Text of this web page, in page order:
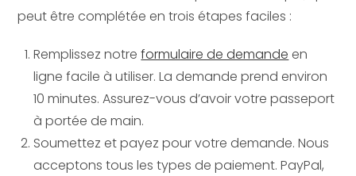
peut être complétée en trois étapes faciles :
Remplissez notreformulaire de demande en
ligne facile à utiliser. La demande prend environ
10 minutes. Assurez-vous d’avoir votre passeport
à portée de main.
Soumettez et payez pour votre demande. Nous
acceptons tous les types de paiement. PayPal,